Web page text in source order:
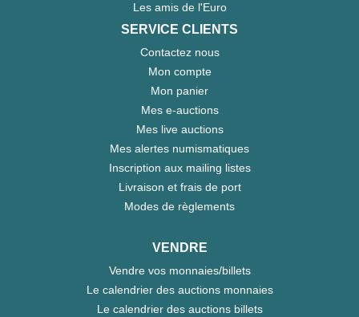
Les amis de l'Euro
SERVICE CLIENTS
Contactez nous
Mon compte
Mon panier
Mes e-auctions
Mes live auctions
Mes alertes numismatiques
Inscription aux mailing listes
Livraison et frais de port
Modes de règlements
VENDRE
Vendre vos monnaies/billets
Le calendrier des auctions monnaies
Le calendrier des auctions billets